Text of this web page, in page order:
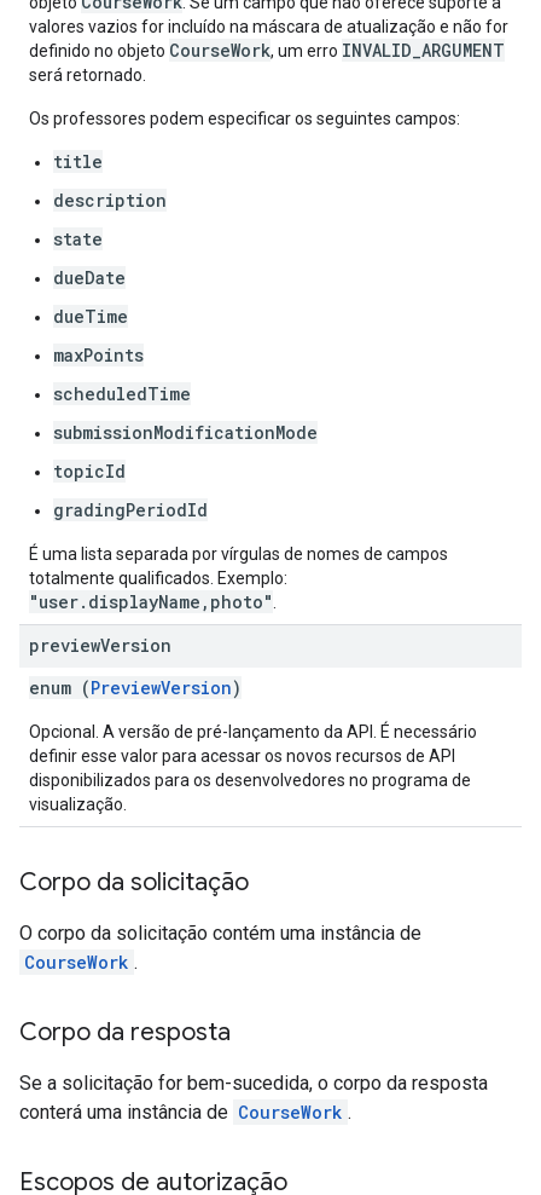
valores vazios for incluído na máscara de atualização e não for
definido no objeto CourseWork, um erro INVALID_ARGUMENT
será retornado.
Os professores podem especificar os seguintes campos:
title
description
state
dueDate
dueTime
maxPoints
scheduledTime
submissionModificationMode
topicId
gradingPeriodId
É uma lista separada por vírgulas de nomes de campos
totalmente qualificados. Exemplo:
"user.displayName,photo"
previewVersion
enum (PreviewVersion)
Opcional. A versão de pré-lançamento da API. É necessário
definir esse valor para acessar os novos recursos de API
disponibilizados para os desenvolvedores no programa de
visualização.
Corpo da solicitação
O corpo da solicitação contém uma instância de
CourseWork .
Corpo da resposta
Se a solicitação for bem-sucedida, o corpo da resposta
conterá uma instância de CourseWork .
Escopos de autorização